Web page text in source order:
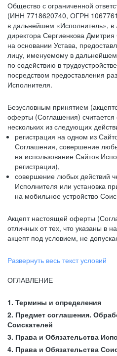
Общество с ограниченной
(ИНН 7718620740, ОГРН
в дальнейшем «Исполнитель», в
директора Сергиенкова
на основании Устава,
лицу, именуемому в дальнейшем
по содействию в
посредством предоставления
Исполнителя.
Безусловным принятием
оферты (Соглашения)
нескольких из следующих
регистрация на одном из
Соглашения, совершение
на использование Сайтов
регистрации),
совершение любых действий
Исполнителя или установка
на мобильное устройство
Акцепт настоящей оферты
отличных от тех, что указаны в
акцепт под условием, не
Развернуть весь текст условий
ОГЛАВЛЕНИЕ
1. Термины и определения
2. Предмет соглашения.
Соискателей
3. Права и Обязательства
4. Права и Обязательства